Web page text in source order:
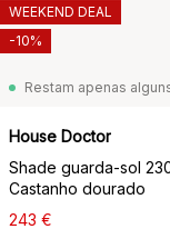
Restam apenas
House Doctor
Shade guarda-sol
Castanho dourado
243 €
WEEKEND DEAL
-10%